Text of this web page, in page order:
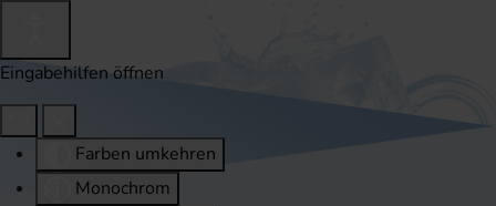
Eingabehilfen öffnen
Farben umkehren
Monochrom